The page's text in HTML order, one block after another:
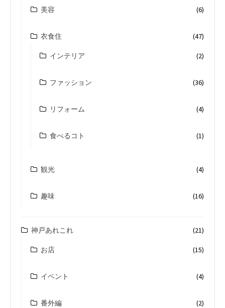
美容 (6)
衣食住 (47)
インテリア (2)
ファッション (36)
リフォーム (4)
食べるコト (1)
観光 (4)
趣味 (16)
神戸あれこれ (21)
お店 (15)
イベント (4)
番外編 (2)